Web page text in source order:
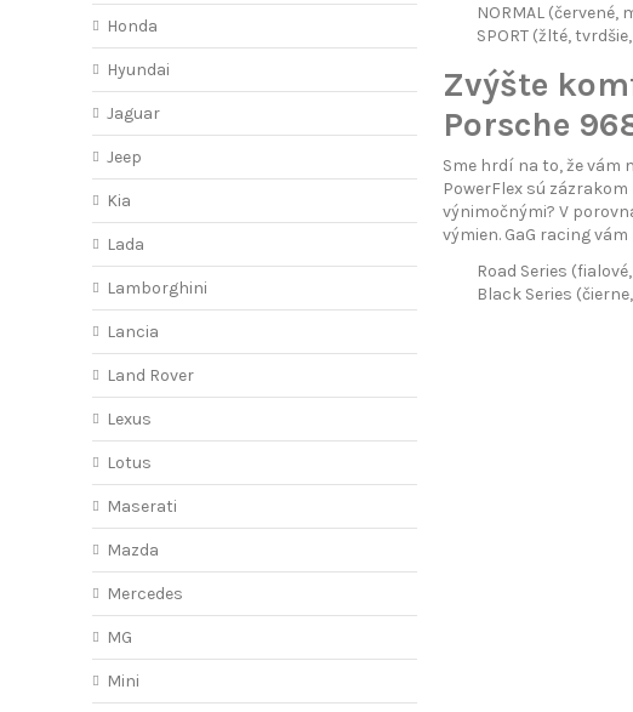
NORMAL
SPORT (žlté,
Zvýšte
Porsche
Sme hrdí na to, že vám
PowerFlex sú
výnimočnými? V
výmien. GaG racing
Road Series
Black Series
Honda
Hyundai
Jaguar
Jeep
Kia
Lada
Lamborghini
Lancia
Land Rover
Lexus
Lotus
Maserati
Mazda
Mercedes
MG
Mini